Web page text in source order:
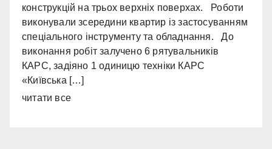
конструкцій на трьох верхніх поверхах. Роботи
виконували зсередини квартир із застосуванням
спеціального інструменту та обладнання. До
виконання робіт залучено 6 рятувальників
КАРС, задіяно 1 одиницю техніки КАРС
«Київська […]
читати все